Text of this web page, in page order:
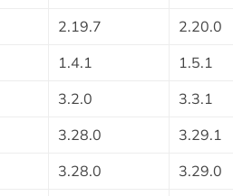
2.19.7
2.20.0
1.4.1
1.5.1
3.2.0
3.3.1
3.28.0
3.29.1
3.28.0
3.29.0